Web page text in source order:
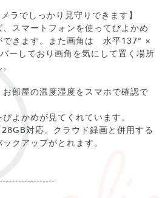
ラでしっかり見守りできます】
スマートフォンを使ってぴよかめ
できます。また画角は 水平137° ×
ーしており画角を気にして置く場所
お部屋の温度湿度をスマホで確認で
よかめが見てくれています。
対応。クラウド録画と併用する
クアップがとれます。